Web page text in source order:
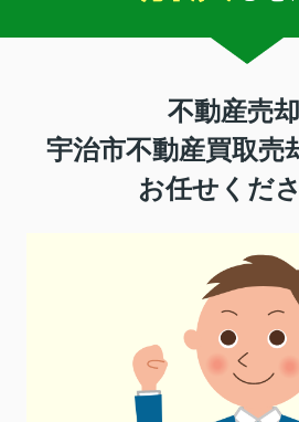
不動産売
宇治市不動産買取売
お任せくだ